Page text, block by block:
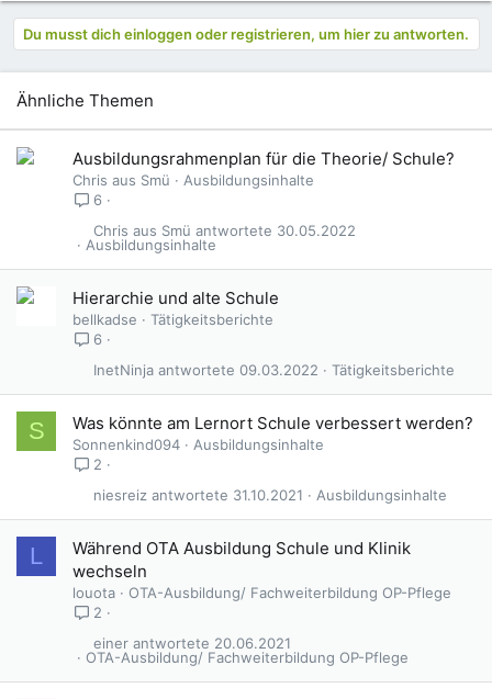
Du musst dich einloggen oder registrieren, um hier zu antworten.
Ähnliche Themen
Ausbildungsrahmenplan für die Theorie/ Schule?
Chris aus Smü
Ausbildungsinhalte
6
Ausbildungsinhalte
30.05.2022
Chris aus Smü
Hierarchie und alte Schule
bellkadse
Tätigkeitsberichte
6
Tätigkeitsberichte
09.03.2022
InetNinja
S Was könnte am Lernort Schule verbessert werden?
Sonnenkind094
Ausbildungsinhalte
2
Ausbildungsinhalte
31.10.2021
niesreiz
L
Während OTA Ausbildung Schule und Klinik
wechseln
louota
OTA-Ausbildung/ Fachweiterbildung OP-Pflege
2
OTA-Ausbildung/ Fachweiterbildung OP-Pflege
20.06.2021
einer